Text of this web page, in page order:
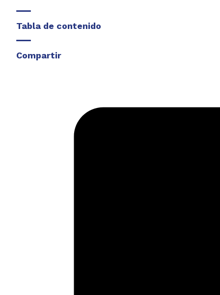
Tabla de contenido
Compartir